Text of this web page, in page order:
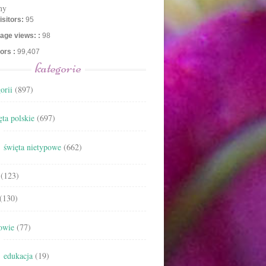
95
views: : 98
: 99,407
kategorie
(897)
polskie (697)
święta nietypowe (662)
(77)
edukacja (19)